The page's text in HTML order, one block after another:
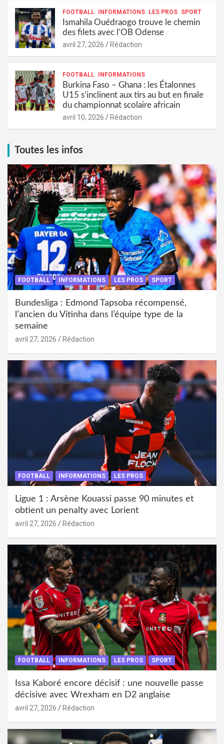
FOOTBALL INFORMATIONS LES PROS SPORT
Ismahila Ouédraogo trouve le chemin
des filets avec l’OB Odense
avril 27, 2026 Rédaction
FOOTBALL INFORMATIONS
Burkina Faso – Ghana : les Étalonnes
U15 s’inclinent aux tirs au but en finale
du championnat scolaire africain
avril 10, 2026 Rédaction
Toutes les infos
FOOTBALL INFORMATIONS LES PROS SPORT
Bundesliga : Edmond Tapsoba récompensé,
l’ancien du Vitinha dans l’équipe type de la
semaine
avril 27, 2026 Rédaction
FOOTBALL INFORMATIONS LES PROS
Ligue 1 : Arsène Kouassi passe 90 minutes et
obtient un penalty avec Lorient
avril 27, 2026 Rédaction
FOOTBALL INFORMATIONS LES PROS SPORT
Issa Kaboré encore décisif : une nouvelle passe
décisive avec Wrexham en D2 anglaise
avril 27, 2026 Rédaction